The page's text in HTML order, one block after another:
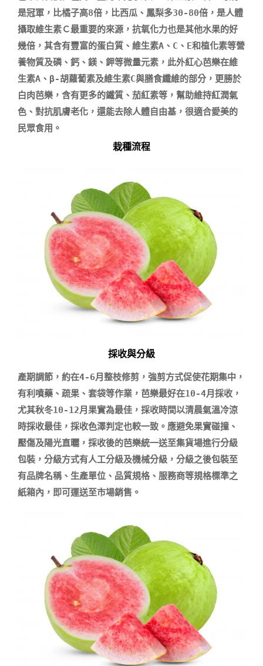
是冠軍，比橘子高8倍，比西瓜、鳳梨多30-80倍，是人體
攝取維生素Ｃ最重要的來源，抗氧化力也是其他水果的好
幾倍，其含有豐富的蛋白質、維生素A、C、E和植化素等營
養物質及磷、鈣、鎂、鉀等微量元素，此外紅心芭樂在維
生素A、β-胡蘿蔔素及維生素C與膳食纖維的部分，更勝於
白肉芭樂，含有更多的鐵質、茄紅素等，幫助維持紅潤氣
色、對抗肌膚老化，還能去除人體自由基，很適合愛美的
栽種流程
採收與分級
產期調節，約在4-6月整枝修剪，強剪方式促使花期集中，
有利噴藥、疏果、套袋等作業，芭樂最好在10-4月採收，
尤其秋冬10-12月果實為最佳，採收時間以清晨氣溫冷涼
時採收最佳，採收色澤判定也較一致。應避免果實碰撞、
壓傷及陽光直曬，採收後的芭樂統一送至集貨場進行分級
包裝，分級方式有人工分級及機械分級，分級之後包裝至
有品牌名稱、生產單位、品質規格、服務商等規格標準之